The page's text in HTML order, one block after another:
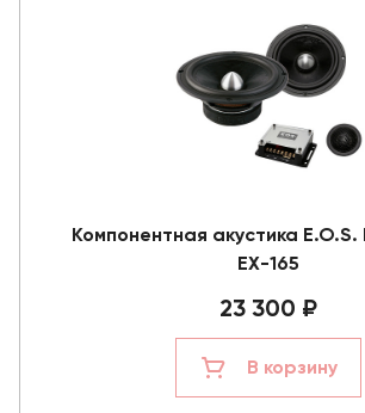
Компонентная акустика
EX-165
23 300 ₽
В корзину